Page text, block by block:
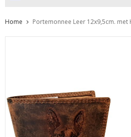
Home Portemonnee Leer 12x9,5cm.